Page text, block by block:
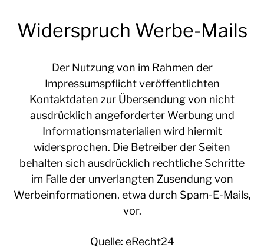
Widerspruch Werbe-Mails
Der Nutzung von im Rahmen der
Impressumspflicht veröffentlichten
Kontaktdaten zur Übersendung von nicht
ausdrücklich angeforderter Werbung und
Informationsmaterialien wird hiermit
widersprochen. Die Betreiber der Seiten
behalten sich ausdrücklich rechtliche Schritte
im Falle der unverlangten Zusendung von
Werbeinformationen, etwa durch Spam-E-Mails,
vor.
Quelle: eRecht24